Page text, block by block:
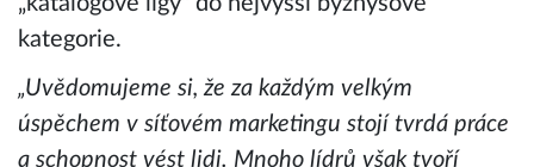
kategorie.
„Uvědomujeme si, že za každým velkým
úspěchem v síťovém marketingu stojí tvrdá práce
a schopnost vést lidi. Mnoho lídrů však tvoří